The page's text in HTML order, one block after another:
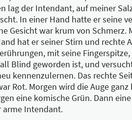
lag der Intendant, auf meiner
In einer Hand hatte er seine
Gesicht war krum von Schmerz.
hat er seiner Stirn und rechte
mit seine
Blind geworden ist, und
kennenzulernen. Das rechte
Rot. Morgen wird die Auge ganz
eine komische Grün. Dann
arme Intendant.